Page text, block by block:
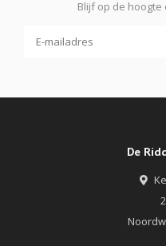
Blijf op de
De